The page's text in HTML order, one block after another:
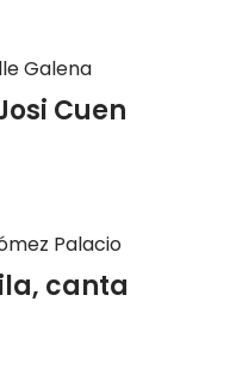
Galena
Cuen
Palacio
canta